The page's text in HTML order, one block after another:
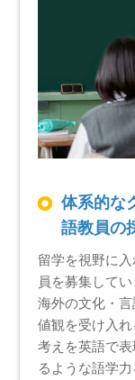
体系的な
語教員の
留学を視野に
員を募集してい
海外の文化・
値観を受け入
考えを英語で
るような語学力